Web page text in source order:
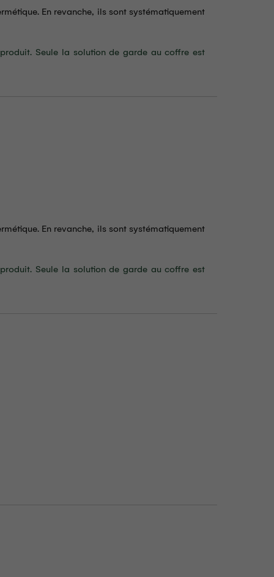
En revanche, ils sont systématiquement
Seule la solution de garde au coffre est
En revanche, ils sont systématiquement
Seule la solution de garde au coffre est